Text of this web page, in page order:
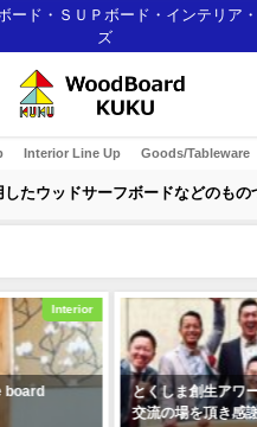
ード・ＳＵＰボード・インテリア
ズ
Interior Line Up Goods/Tableware
たウッドサーフボードなどのもの
Interior
とくしま創生アワ
交流の場を頂き感謝